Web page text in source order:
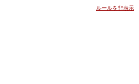
ルールを非表示